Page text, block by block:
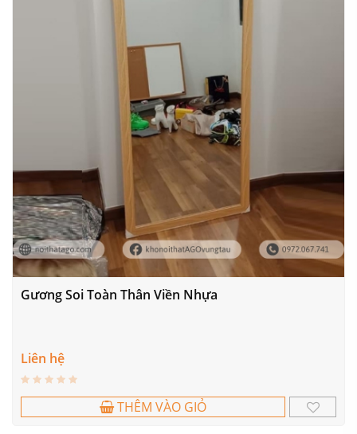
Gương Soi Toàn Thân Viền Nhựa
Liên hệ
THÊM VÀO GIỎ